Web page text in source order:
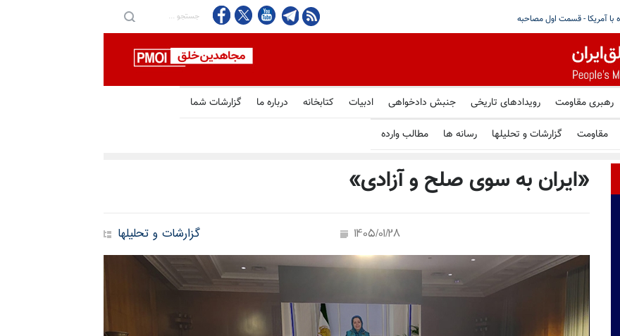
ایران تشدید شده؛ خواستار توقف بازداشت‌های خودسرانه، شکنجه
رهبری مقاومت رویدادهای تاریخی جنبش دادخواهی ادبیات کتابخانه درباره ما گزارشات شما
مقاومت گزارشات و تحلیلها رسانه ها مطالب وارده
«ایران به سوی صلح و آزادی»
گزارشات و تحلیلها 1405/01/28